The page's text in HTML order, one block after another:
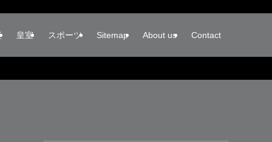
皇室 スポーツ Sitemap About us Contact